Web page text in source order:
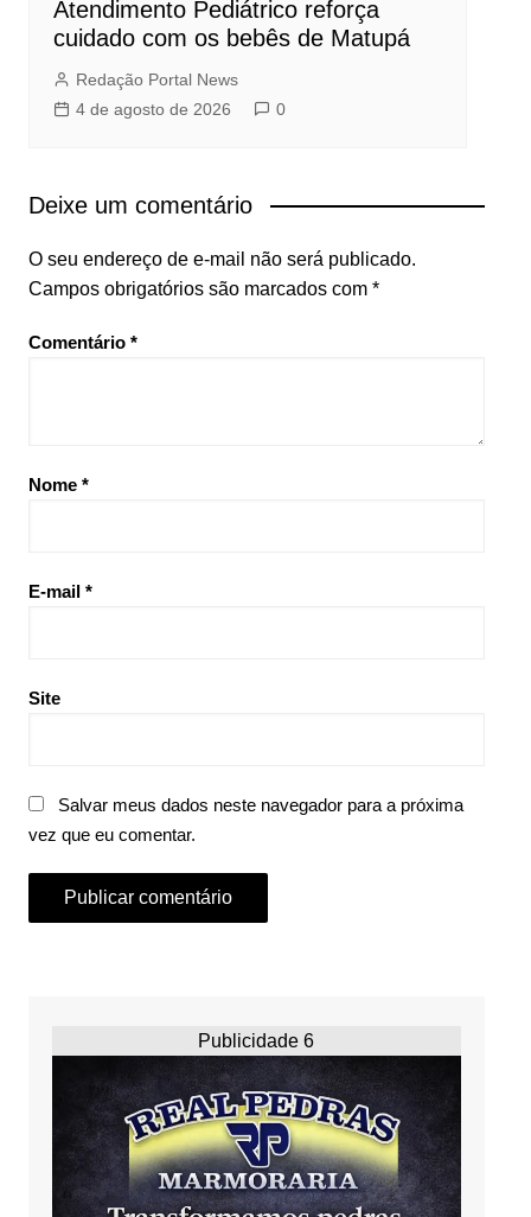
Atendimento Pediátrico reforça
cuidado com os bebês de Matupá
Redação Portal News
4 de agosto de 2026
0
Deixe um comentário
O seu endereço de e-mail não será publicado.
Campos obrigatórios são marcados com *
Comentário *
Nome *
E-mail *
Site
Salvar meus dados neste navegador para a próxima
vez que eu comentar.
Publicidade 6